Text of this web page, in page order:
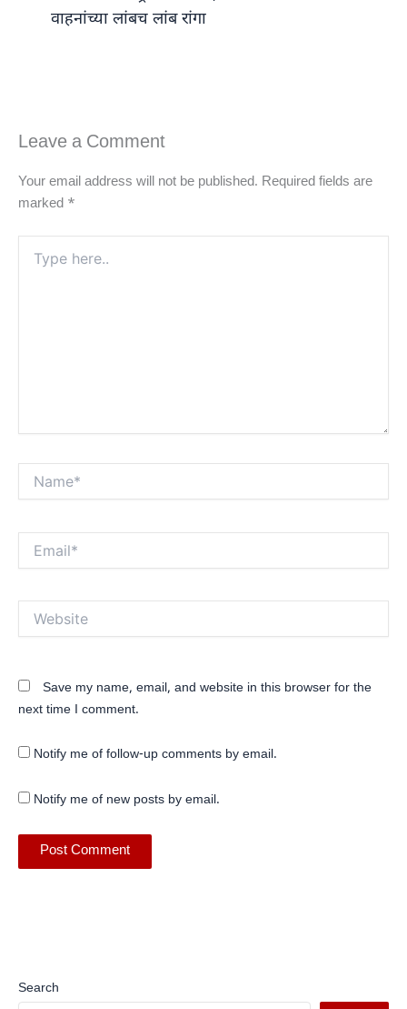
वाहनांच्या लांबच लांब रांगा
Leave a Comment
Your email address will not be published. Required fields are
marked *
here..
Save my name, email, and website in this browser for the
next time I comment.
Notify me of follow-up comments by email.
Notify me of new posts by email.
Search